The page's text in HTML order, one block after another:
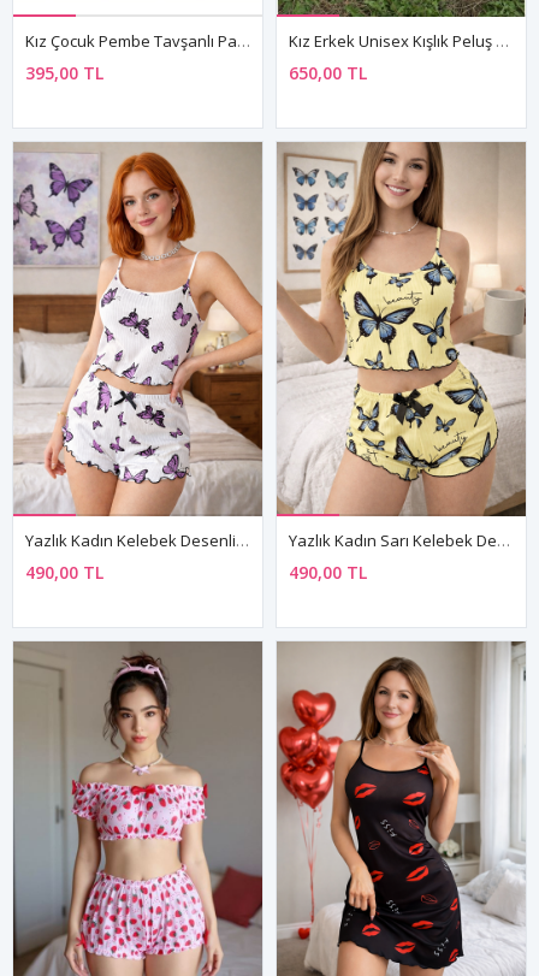
Kız Çocuk Pembe Tavşanlı Panduf Kışlık Yumuşak Peluş Ev Ayakkabısı
395,00 TL
Kız Erkek Unisex Kışlık Peluş Polar Sarı Kapüşonlu Çocuk Bebek Tulum Civcivli Pijama Takımı
650,00 TL
Yazlık Kadın Kelebek Desenli Şortlu Pijama Takımı İnce Askılı Kolsuz Rahat Kumaş
490,00 TL
Yazlık Kadın Sarı Kelebek Desenli Şortlu Pijama Takımı İnce Askılı Kolsuz Rahat Kumaş
490,00 TL